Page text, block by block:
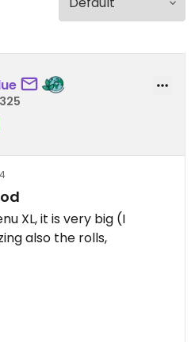
XL, it is very big (I
also the rolls,